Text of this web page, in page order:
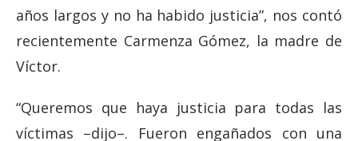
años largos y no ha habido justicia”, nos contó
recientemente Carmenza Gómez, la madre de
Víctor.
“Queremos que haya justicia para todas las
víctimas –dijo–. Fueron engañados con una